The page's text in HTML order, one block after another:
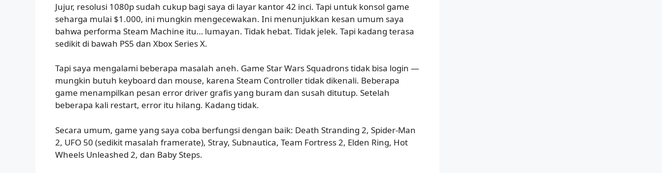
Jujur, resolusi 1080p sudah cukup bagi saya di layar kantor 42 inci. Tapi untuk konsol game
seharga mulai $1.000, ini mungkin mengecewakan. Ini menunjukkan kesan umum saya
bahwa performa Steam Machine itu… lumayan. Tidak hebat. Tidak jelek. Tapi kadang terasa
sedikit di bawah PS5 dan Xbox Series X.
Tapi saya mengalami beberapa masalah aneh. Game Star Wars Squadrons tidak bisa login —
mungkin butuh keyboard dan mouse, karena Steam Controller tidak dikenali. Beberapa
game menampilkan pesan error driver grafis yang buram dan susah ditutup. Setelah
beberapa kali restart, error itu hilang. Kadang tidak.
Secara umum, game yang saya coba berfungsi dengan baik: Death Stranding 2, Spider-Man
2, UFO 50 (sedikit masalah framerate), Stray, Subnautica, Team Fortress 2, Elden Ring, Hot
Wheels Unleashed 2, dan Baby Steps.